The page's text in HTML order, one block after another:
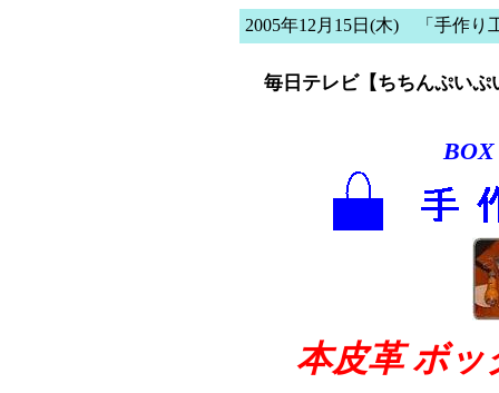
2005年12月15日(木) 「手作り
毎日テレビ【ちちんぷい
BOX
本皮革 ボッ